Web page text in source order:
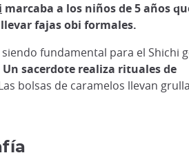
marcaba a los niños de 5 años
fajas obi formales.
fundamental para el Shichi
Un sacerdote realiza rituales de
bolsas de caramelos llevan